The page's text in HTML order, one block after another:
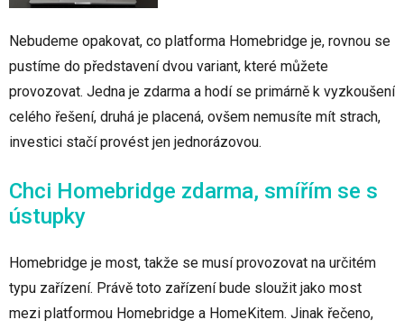
Nebudeme opakovat, co platforma Homebridge je, rovnou se
pustíme do představení dvou variant, které můžete
provozovat. Jedna je zdarma a hodí se primárně k vyzkoušení
celého řešení, druhá je placená, ovšem nemusíte mít strach,
investici stačí provést jen jednorázovou.
Chci Homebridge zdarma, smířím se s
ústupky
Homebridge je most, takže se musí provozovat na určitém
typu zařízení. Právě toto zařízení bude sloužit jako most
mezi platformou Homebridge a HomeKitem. Jinak řečeno,